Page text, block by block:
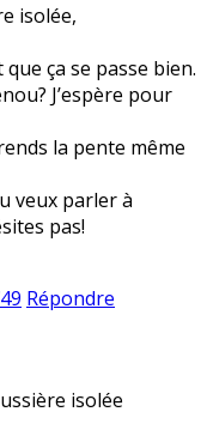
isolée,
ça se passe bien.
J’espère pour
la pente même
veux parler à
pas!
Répondre
isolée